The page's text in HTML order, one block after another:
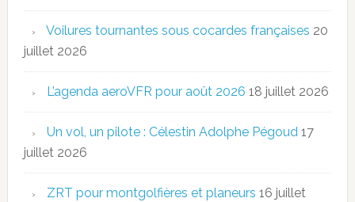
Voilures tournantes sous cocardes françaises 20
juillet 2026
L’agenda aeroVFR pour août 2026 18 juillet 2026
Un vol, un pilote : Célestin Adolphe Pégoud 17
juillet 2026
ZRT pour montgolfières et planeurs 16 juillet